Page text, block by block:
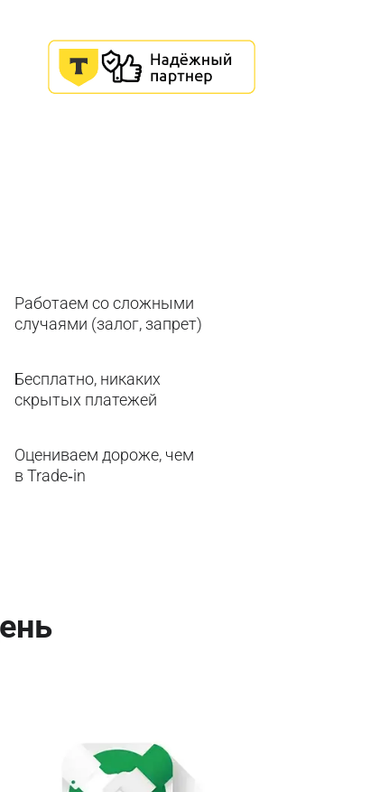
Работаем со сложными
случаями (залог, запрет)
Бесплатно, никаких
скрытых платежей
Оцениваем дороже, чем
в Trade‑in